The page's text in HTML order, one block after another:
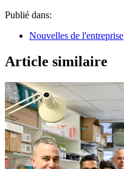
Publié dans:
Nouvelles de l'entreprise
Article similaire